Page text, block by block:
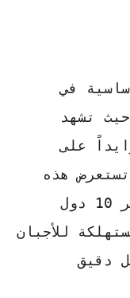
في
تشهد
على
تستعرض هذه
قائمة كبر 10 دول
للأجبان
دقيق